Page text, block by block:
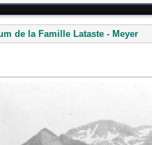
de la Famille Lataste - Meyer